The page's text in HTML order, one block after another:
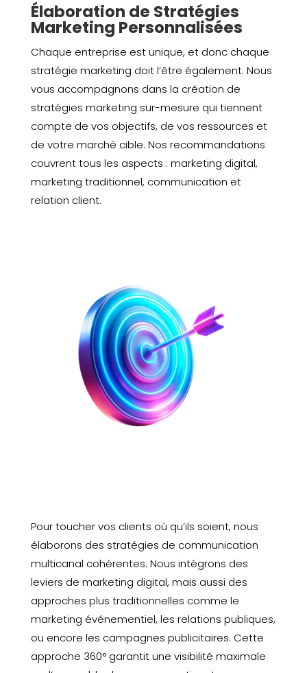
Élaboration de Stratégies
Marketing Personnalisées
Chaque entreprise est unique, et donc chaque
stratégie marketing doit l’être également. Nous
vous accompagnons dans la création de
stratégies marketing sur-mesure qui tiennent
compte de vos objectifs, de vos ressources et
de votre marché cible. Nos recommandations
couvrent tous les aspects : marketing digital,
marketing traditionnel, communication et
relation client.
Pour toucher vos clients où qu’ils soient, nous
élaborons des stratégies de communication
multicanal cohérentes. Nous intégrons des
leviers de marketing digital, mais aussi des
approches plus traditionnelles comme le
marketing événementiel, les relations publiques,
ou encore les campagnes publicitaires. Cette
approche 360° garantit une visibilité maximale